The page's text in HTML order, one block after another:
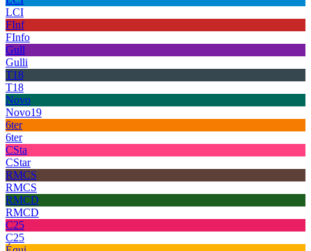
LCI
FInf
FInfo
Gull
Gulli
T18
T18
Novo
Novo19
6ter
6ter
CSta
CStar
RMCS
RMCS
RMCD
RMCD
C25
C25